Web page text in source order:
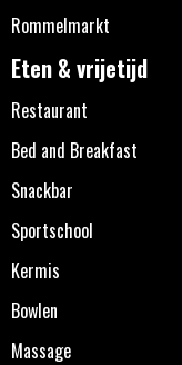
Rommelmarkt
Eten & vrijetijd
Restaurant
Bed and Breakfast
Snackbar
Sportschool
Kermis
Bowlen
Massage